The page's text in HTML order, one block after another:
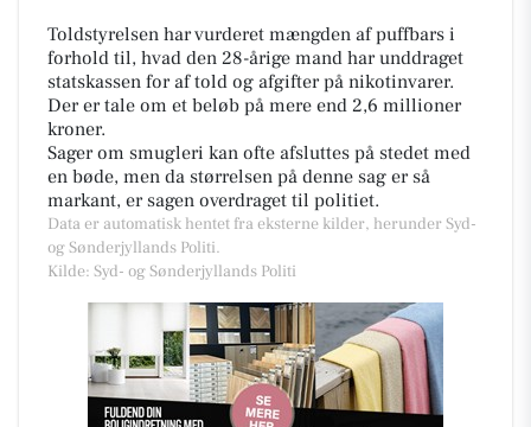
Toldstyrelsen har vurderet mængden af puffbars i
forhold til, hvad den 28-årige mand har unddraget
statskassen for af told og afgifter på nikotinvarer.
Der er tale om et beløb på mere end 2,6 millioner
kroner.
Sager om smugleri kan ofte afsluttes på stedet med
en bøde, men da størrelsen på denne sag er så
markant, er sagen overdraget til politiet.
Data er automatisk hentet fra eksterne kilder, herunder Syd-
og Sønderjyllands Politi.
Kilde: Syd- og Sønderjyllands Politi